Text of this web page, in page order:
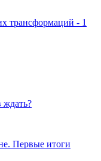
трансформаций - 1
Первые итоги